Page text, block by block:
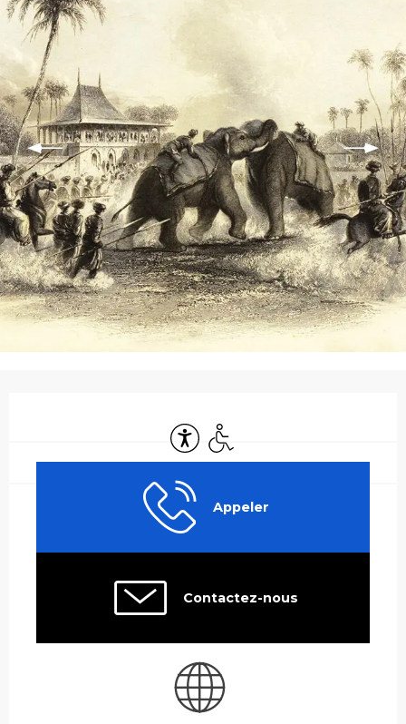
AccessibilitéAccès handicapés
Appeler
Contactez-nous